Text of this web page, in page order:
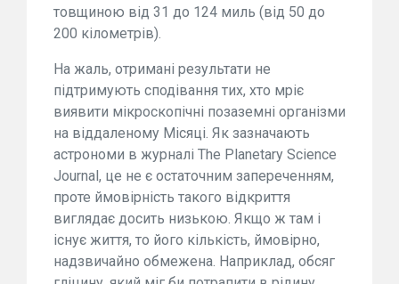
товщиною від 31 до 124 миль (від 50 до
200 кілометрів).
На жаль, отримані результати не
підтримують сподівання тих, хто мріє
виявити мікроскопічні позаземні організми
на віддаленому Місяці. Як зазначають
астрономи в журналі The Planetary Science
Journal, це не є остаточним запереченням,
проте ймовірність такого відкриття
виглядає досить низькою. Якщо ж там і
існує життя, то його кількість, ймовірно,
надзвичайно обмежена. Наприклад, обсяг